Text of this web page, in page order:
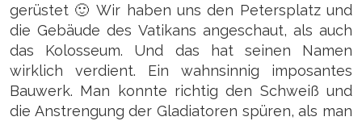
gerüstet 🙂 Wir haben uns den Petersplatz und
die Gebäude des Vatikans angeschaut, als auch
das Kolosseum. Und das hat seinen Namen
wirklich verdient. Ein wahnsinnig imposantes
Bauwerk. Man konnte richtig den Schweiß und
die Anstrengung der Gladiatoren spüren, als man